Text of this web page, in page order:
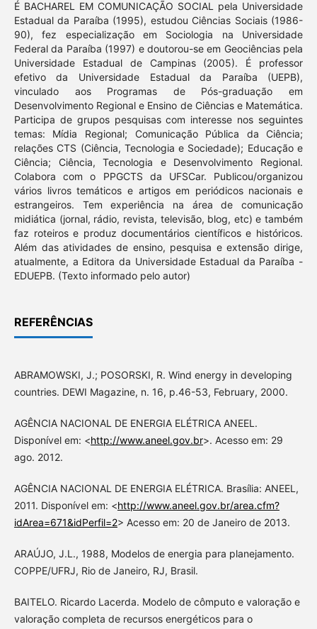
É BACHAREL EM COMUNICAÇÃO SOCIAL pela Universidade
Estadual da Paraíba (1995), estudou Ciências Sociais (1986-
90), fez especialização em Sociologia na Universidade
Federal da Paraíba (1997) e doutorou-se em Geociências pela
Universidade Estadual de Campinas (2005). É professor
efetivo da Universidade Estadual da Paraíba (UEPB),
vinculado aos Programas de Pós-graduação em
Desenvolvimento Regional e Ensino de Ciências e Matemática.
Participa de grupos pesquisas com interesse nos seguintes
temas: Mídia Regional; Comunicação Pública da Ciência;
relações CTS (Ciência, Tecnologia e Sociedade); Educação e
Ciência; Ciência, Tecnologia e Desenvolvimento Regional.
Colabora com o PPGCTS da UFSCar. Publicou/organizou
vários livros temáticos e artigos em periódicos nacionais e
estrangeiros. Tem experiência na área de comunicação
midiática (jornal, rádio, revista, televisão, blog, etc) e também
faz roteiros e produz documentários científicos e históricos.
Além das atividades de ensino, pesquisa e extensão dirige,
atualmente, a Editora da Universidade Estadual da Paraíba -
EDUEPB. (Texto informado pelo autor)
REFERÊNCIAS
ABRAMOWSKI, J.; POSORSKI, R. Wind energy in developing
countries. DEWI Magazine, n. 16, p.46-53, February, 2000.
AGÊNCIA NACIONAL DE ENERGIA ELÉTRICA ANEEL.
Disponível em: <http://www.aneel.gov.br>. Acesso em: 29
ago. 2012.
AGÊNCIA NACIONAL DE ENERGIA ELÉTRICA. Brasília: ANEEL,
2011. Disponível em: <http://www.aneel.gov.br/area.cfm?
idArea=671&idPerfil=2> Acesso em: 20 de Janeiro de 2013.
ARAÚJO, J.L., 1988, Modelos de energia para planejamento.
COPPE/UFRJ, Rio de Janeiro, RJ, Brasil.
BAITELO. Ricardo Lacerda. Modelo de cômputo e valoração e
valoração completa de recursos energéticos para o